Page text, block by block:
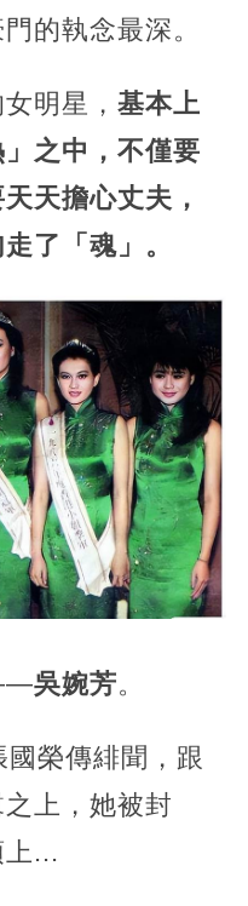
的執念最深。
明星， 基本上
之中，不僅要
天擔心丈夫，
了「魂」。
吳婉芳。
榮傳緋聞，跟
上，她被封
...